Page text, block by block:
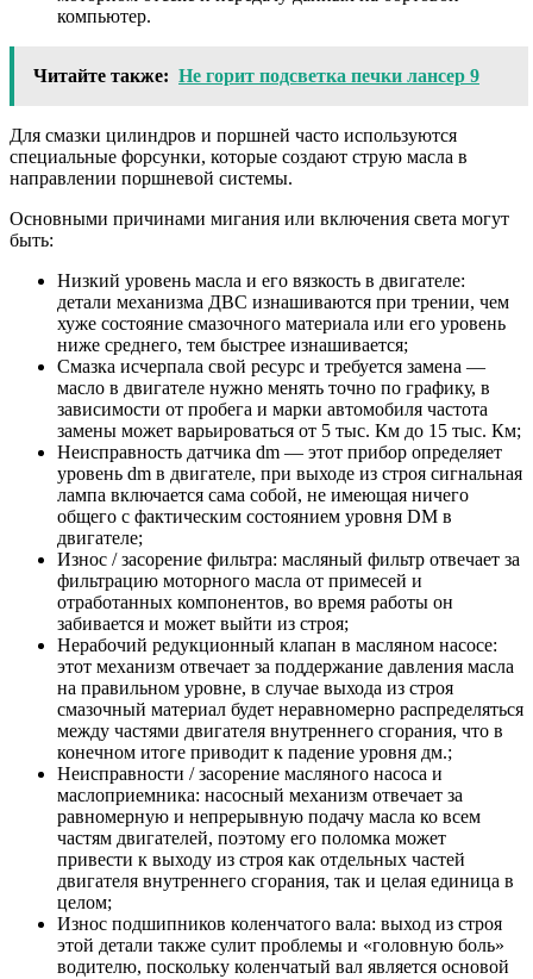
компьютер.
Читайте также: Не горит подсветка печки лансер 9
Для смазки цилиндров и поршней часто используются
специальные форсунки, которые создают струю масла в
направлении поршневой системы.
Основными причинами мигания или включения света могут
быть:
Низкий уровень масла и его вязкость в двигателе:
детали механизма ДВС изнашиваются при трении, чем
хуже состояние смазочного материала или его уровень
ниже среднего, тем быстрее изнашивается;
Смазка исчерпала свой ресурс и требуется замена —
масло в двигателе нужно менять точно по графику, в
зависимости от пробега и марки автомобиля частота
замены может варьироваться от 5 тыс. Км до 15 тыс. Км;
Неисправность датчика dm — этот прибор определяет
уровень dm в двигателе, при выходе из строя сигнальная
лампа включается сама собой, не имеющая ничего
общего с фактическим состоянием уровня DM в
двигателе;
Износ / засорение фильтра: масляный фильтр отвечает за
фильтрацию моторного масла от примесей и
отработанных компонентов, во время работы он
забивается и может выйти из строя;
Нерабочий редукционный клапан в масляном насосе:
этот механизм отвечает за поддержание давления масла
на правильном уровне, в случае выхода из строя
смазочный материал будет неравномерно распределяться
между частями двигателя внутреннего сгорания, что в
конечном итоге приводит к падение уровня дм.;
Неисправности / засорение масляного насоса и
маслоприемника: насосный механизм отвечает за
равномерную и непрерывную подачу масла ко всем
частям двигателей, поэтому его поломка может
привести к выходу из строя как отдельных частей
двигателя внутреннего сгорания, так и целая единица в
целом;
Износ подшипников коленчатого вала: выход из строя
этой детали также сулит проблемы и «головную боль»
водителю, поскольку коленчатый вал является основой